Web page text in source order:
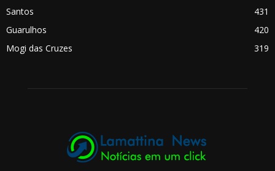
Santos
431
Guarulhos
420
Mogi das Cruzes
319